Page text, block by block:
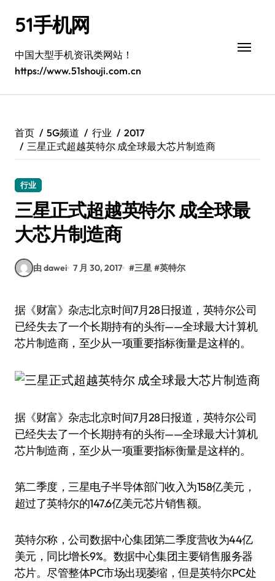
51手机网
中国大型手机资讯类网站！
https://www.51shouji.com.cn
首页 5G频道 行业
2017
三星正式超越英特尔 成全球最大芯片制造商
行业
三星正式超越英特尔 成全球最
大芯片制造商
由 dawei 7 月 30, 2017 #三星 #英特尔
据《财富》杂志北京时间7月28日报道，英特尔公司
已经失去了一个长期持有的头衔——全球最大计算机
芯片制造商，至少从一项重要指标衡量是这样的。
据《财富》杂志北京时间7月28日报道，英特尔公司
已经失去了一个长期持有的头衔——全球最大计算机
芯片制造商，至少从一项重要指标衡量是这样的。
第二季度，三星电子半导体部门收入为158亿美元，
超过了英特尔的147.6亿美元芯片销售额。
英特尔称，公司数据中心集团第二季度营收为44亿
美元，同比增长9%。数据中心集团主要销售服务器
芯片。尽管整体PC市场出现萎缩，但是英特尔PC处